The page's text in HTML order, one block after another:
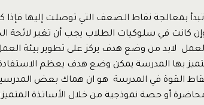
بمعالجة نقاط الضعف التي توصلت إليها
كانت في سلوكيات الطلاب يجب أن تغير لائحة
لابد من وضع هدف يركز على تطوير بيئة
بها المدرسة يمكن وضع هدف يعظم الاستفادة
القوة في المدرسة هو ان هماك بعض
أو حصة نموذجية من خلال الأساتذة